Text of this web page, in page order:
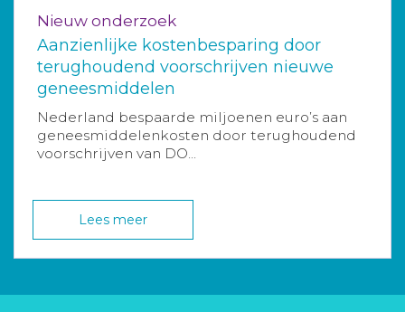
Nieuw onderzoek
Aanzienlijke kostenbesparing door
terughoudend voorschrijven nieuwe
geneesmiddelen
Nederland bespaarde miljoenen euro’s aan
geneesmiddelenkosten door terughoudend
voorschrijven van DO...
Lees meer